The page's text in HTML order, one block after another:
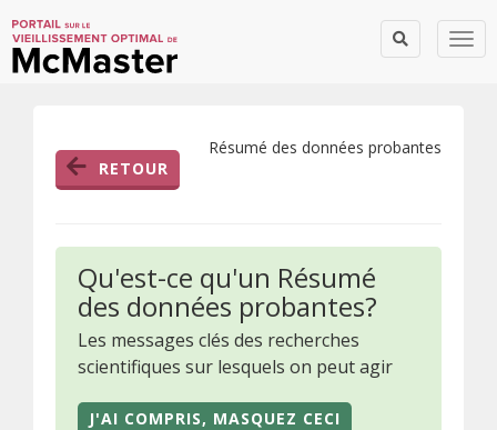
RETOUR
Résumé des données probantes
Qu'est-ce qu'un Résumé
des données probantes?
Les messages clés des recherches
scientifiques sur lesquels on peut agir
J'AI COMPRIS, MASQUEZ CECI